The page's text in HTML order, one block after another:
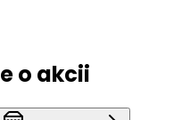
o akcii